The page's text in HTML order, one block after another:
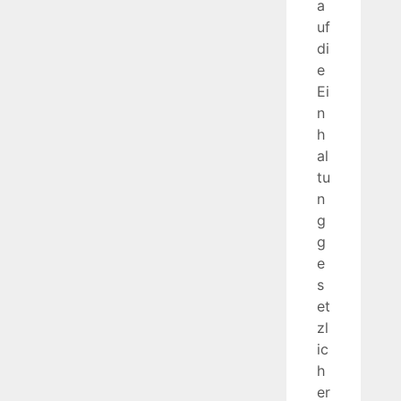
a
uf
di
e
Ei
n
h
al
tu
n
g
g
e
s
et
zl
ic
h
er